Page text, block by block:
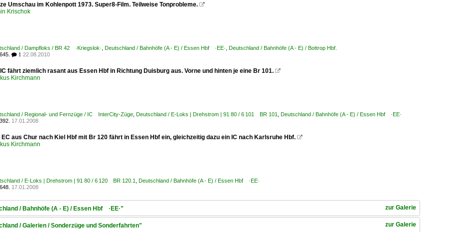
Umschau im Kohlenpott 1973. Super8-Film. Teilweise Tonprobleme. 
Krischok
/ Dampfloks / BR 42 ·Kriegslok· Deutschland / Bahnhöfe (A - E) / Essen Hbf ·EE· Deutschland / Bahnhöfe (A - E) / Bottrop Hbf.
 1 22.08.2010
IC fährt ziemlich rasant aus Essen Hbf in Richtung Duisburg aus. Vorne und hinten je eine Br 101. 
Kirchmann
/ Regional- und Fernzüge / IC InterCity-Züge Deutschland / E-Loks | Drehstrom | 91 80 / 6 101 BR 101 Deutschland / Bahnhöfe (A - E) / Essen Hbf ·EE·
17.01.2008
EC aus Chur nach Kiel Hbf mit Br 120 fährt in Essen Hbf ein, gleichzeitig dazu ein IC nach Karlsruhe Hbf. 
Kirchmann
/ E-Loks | Drehstrom | 91 80 / 6 120 BR 120.1 Deutschland / Bahnhöfe (A - E) / Essen Hbf ·EE·
17.01.2008
zur Galerie
/ Bahnhöfe (A - E) / Essen Hbf ·EE·"
zur Galerie
/ Galerien / Sonderzüge und Sonderfahrten"